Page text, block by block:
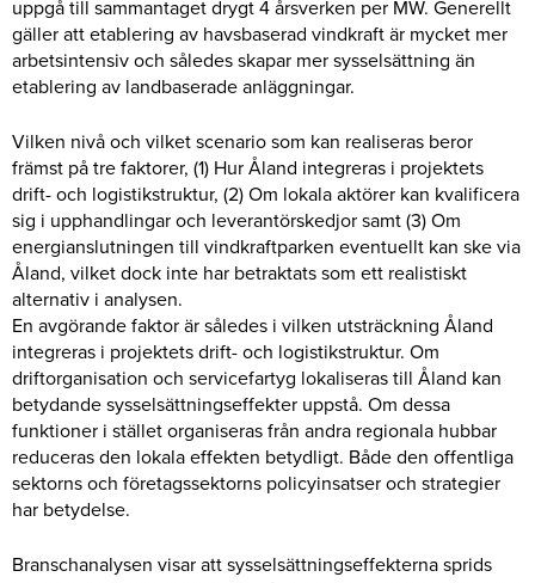
uppgå till sammantaget drygt 4 årsverken per MW. Generellt
gäller att etablering av havsbaserad vindkraft är mycket mer
arbetsintensiv och således skapar mer sysselsättning än
etablering av landbaserade anläggningar.
Vilken nivå och vilket scenario som kan realiseras beror
främst på tre faktorer, (1) Hur Åland integreras i projektets
drift- och logistikstruktur, (2) Om lokala aktörer kan kvalificera
sig i upphandlingar och leverantörskedjor samt (3) Om
energianslutningen till vindkraftparken eventuellt kan ske via
Åland, vilket dock inte har betraktats som ett realistiskt
alternativ i analysen.
En avgörande faktor är således i vilken utsträckning Åland
integreras i projektets drift- och logistikstruktur. Om
driftorganisation och servicefartyg lokaliseras till Åland kan
betydande sysselsättningseffekter uppstå. Om dessa
funktioner i stället organiseras från andra regionala hubbar
reduceras den lokala effekten betydligt. Både den offentliga
sektorns och företagssektorns policyinsatser och strategier
har betydelse.
Branschanalysen visar att sysselsättningseffekterna sprids